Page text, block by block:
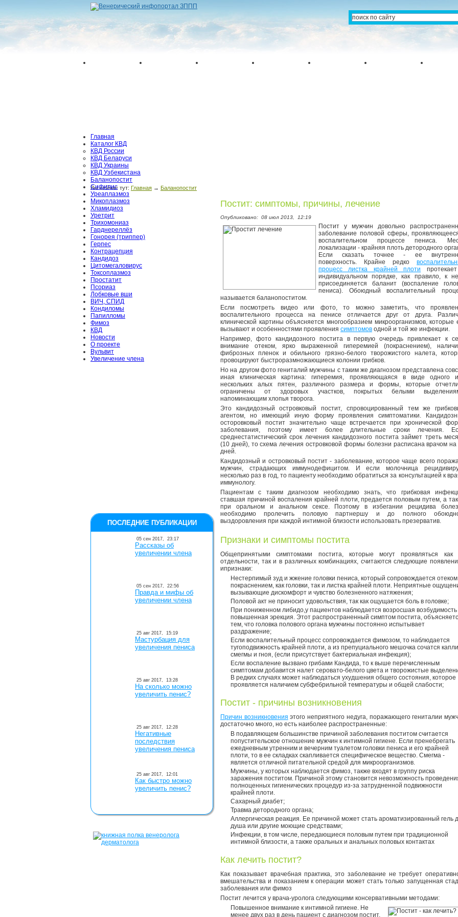
Главная
Каталог КВД
КВД России
КВД Беларуси
КВД Украины
КВД Узбекистана
Баланопостит
Сифилис
Уреаплазмоз
Микоплазмоз
Хламидиоз
Уретрит
Трихомониаз
Гарднереллёз
Гонорея (триппер)
Герпес
Контрацепция
Кандидоз
Цитомегаловирус
Токсоплазмоз
Простатит
Псориаз
Лобковые вши
ВИЧ, СПИД
Кондиломы
Папилломы
Фимоз
КВД
Новости
О проекте
Вульвит
Увеличение члена
Вы сейчас тут: Главная → Баланопостит
Постит: симптомы, причины, лечение
Опубликовано: 08 июл 2013, 12:19
Постит у мужчин довольно
заболевание половой сферы,
воспалительном процессе пениса.
локализации - крайняя плоть детородного
Если сказать точнее - ее
поверхность. Крайне редко
процесс листка крайней плоти
индивидуальном порядке, как правило, к
присоединяется баланит (воспаление
пениса). Обоюдный воспалительный
называется баланопоститом.
Если посмотреть видео или фото, то можно заметить, что
воспалительного процесса на пенисе отличается друг от друга.
клинической картины объясняется многообразием микроорганизмов, которые
вызывают и особенностями проявления симптомов одной и той же инфекции.
Например, фото кандидозного постита в первую очередь привлекает к
внимание отеком, ярко выраженной гиперемией (покраснением),
фиброзных пленок и обильного грязно-белого творожистого налета,
провоцируют быстроразмножающиеся колонии грибков.
Но на другом фото гениталий мужчины с таким же диагнозом представлена
иная клиническая картина: гиперемия, проявляющаяся в виде одного
нескольких алых пятен, различного размера и формы, которые
ограничены от здоровых участков, покрытых белыми
напоминающим хлопья творога.
Это кандидозный островковый постит, спровоцированный тем же
агентом, но имеющий иную форму проявления симптоматики.
осторовковый постит значительно чаще встречается при хронической
заболевания, поэтому имеет более длительные сроки лечения.
среднестатистический срок лечения кандидозного постита займет треть
(10 дней), то схема лечения островковой формы болезни расписана врачом на
дней.
Кандидозный и островковый постит - заболевание, которое чаще всего
мужчин, страдающих иммунодефицитом. И если молочница
несколько раз в год, то пациенту необходимо обратиться за консультацией к
иммунологу.
Пациентам с таким диагнозом необходимо знать, что грибковая
ставшая причиной воспаления крайней плоти, предается половым путем, а
при оральном и анальном сексе. Поэтому в избегании рецидива
необходимо пролечить половую партнершу и до полного
выздоровления при каждой интимной близости использовать презерватив.
Признаки и симптомы постита
Общепринятыми симптомами постита, которые могут проявляться как
отдельности, так и в различных комбинациях, считаются следующие
ипризнаки:
Нестерпимый зуд и жжение головки пениса, который сопровождается
покраснением, как головки, так и листка крайней плоти. Неприятные
вызывающие дискомфорт и чувство болезненного натяжения;
Половой акт не приносит удовольствия, так как ощущается боль в головке;
При пониженном либидо,у пациентов наблюдается возросшая возбудимость
повышенная эрекция. Этот распространенный симптом постита,
тем, что головка полового органа мужчины постоянно испытывает
раздражение;
Если воспалительный процесс сопровождается фимозом, то наблюдается
тугоподвижность крайней плоти, а из препуциального мешочка сочатся капли
смегмы и гноя, (если присутствует бактериальная инфекция);
Если воспаление вызвано грибами Кандида, то к выше перечисленным
симптомам добавится налет серовато-белого цвета и творожистые
В редких случаях может наблюдаться ухудшения общего состояния, которое
проявляется наличием субфебрильной температуры и общей слабости;
Постит - причины возникновения
Причин возникновения этого неприятного недуга, поражающего гениталии
достаточно много, но есть наиболее распространенные:
В подавляющем большинстве причиной заболевания поститом считается
попустительское отношение мужчин к интимной гигиене. Если пренебрегать
ежедневным утренним и вечерним туалетом головки пениса и его крайней
плоти, то в ее складках скапливается специфическое вещество. Смегма -
является отличной питательной средой для микроорганизмов.
Мужчины, у которых наблюдается фимоз, также входят в группу риска
заражения поститом. Причиной этому становится невозможность
полноценных гигиенических процедур из-за затрудненной подвижности
крайней плоти.
Сахарный диабет;
Травма детородного органа;
Аллергическая реакция. Ее причиной может стать ароматизированный гель
душа или другие моющие средствами;
Инфекции, в том числе, передающиеся половым путем при традиционной
интимной близости, а также оральных и анальных половых контактах
Как лечить постит?
Как показывает врачебная практика, это заболевание не требует
вмешательства и показанием к операции может стать только запущенная
заболевания или фимоз
Постит лечится у врача-уролога следующими консервативными методами:
Повышенное внимание к интимной гигиене. Не
менее двух раз в день пациент с диагнозом постит,
ПОСЛЕДНИЕ ПУБЛИКАЦИИ
05 сен 2017, 23:17
Рассказы об
увеличении члена
05 сен 2017, 22:56
Правда и мифы об
увеличении члена
25 авг 2017, 15:19
Мастурбация для
увеличения пениса
25 авг 2017, 13:28
На сколько можно
увеличить пенис?
25 авг 2017, 12:28
Негативные
последствия
увеличения пениса
25 авг 2017, 12:01
Как быстро можно
увеличить пенис?